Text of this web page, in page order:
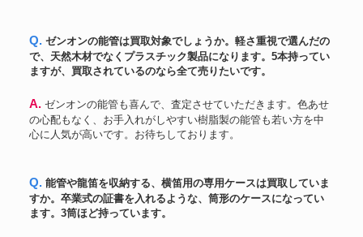
Q. ゼンオンの能管は買取対象でしょうか。軽さ重視で選んだの
で、天然木材でなくプラスチック製品になります。5本持ってい
ますが、買取されているのなら全て売りたいです。
A. ゼンオンの能管も喜んで、査定させていただきます。色あせ
の心配もなく、お手入れがしやすい樹脂製の能管も若い方を中
心に人気が高いです。お待ちしております。
Q. 能管や龍笛を収納する、横笛用の専用ケースは買取していま
すか。卒業式の証書を入れるような、筒形のケースになってい
ます。3筒ほど持っています。